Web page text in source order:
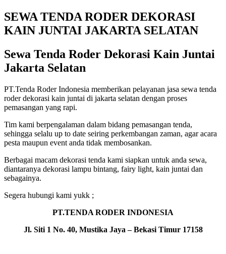
SEWA TENDA RODER DEKORASI
KAIN JUNTAI JAKARTA SELATAN
Sewa Tenda Roder Dekorasi Kain Juntai
Jakarta Selatan
PT.Tenda Roder Indonesia memberikan pelayanan jasa sewa tenda
roder dekorasi kain juntai di jakarta selatan dengan proses
pemasangan yang rapi.
Tim kami berpengalaman dalam bidang pemasangan tenda,
sehingga selalu up to date seiring perkembangan zaman, agar acara
pesta maupun event anda tidak membosankan.
Berbagai macam dekorasi tenda kami siapkan untuk anda sewa,
diantaranya dekorasi lampu bintang, fairy light, kain juntai dan
sebagainya.
Segera hubungi kami yukk ;
PT.TENDA RODER INDONESIA
Jl. Siti 1 No. 40, Mustika Jaya – Bekasi Timur 17158